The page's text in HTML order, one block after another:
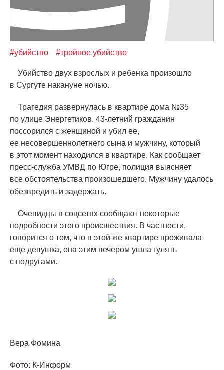
#убийство #тройное убийство
Убийство двух взрослых и ребенка произошло
в Сургуте накануне ночью.
Трагедия развернулась в квартире дома №35
по улице Энергетиков. 43-летний гражданин
поссорился с женщиной и убил ее,
ее несовершеннолетнего сына и мужчину, который
в этот момент находился в квартире. Как сообщает
пресс-служба УМВД по Югре, полиция выясняет
все обстоятельства произошедшего. Мужчину удалось
обезвредить и задержать.
Очевидцы в соцсетях сообщают некоторые
подробности этого происшествия. В частности,
говорится о том, что в этой же квартире проживала
еще девушка, она этим вечером ушла гулять
с подругами.
Вера Фомина
Фото: К-Информ